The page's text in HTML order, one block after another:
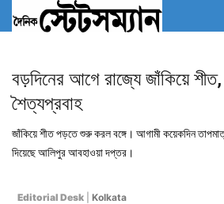
বড়দিনের আগে রাজ্যে জাঁকিয়ে
শৈত্যপ্রবাহ
জাঁকিয়ে শীত পড়তে শুরু করল বঙ্গে। আগামী কয়েকদিন
দিয়েছে আলিপুর আবহাওয়া দপ্তর।
Editorial Desk
Kolkata